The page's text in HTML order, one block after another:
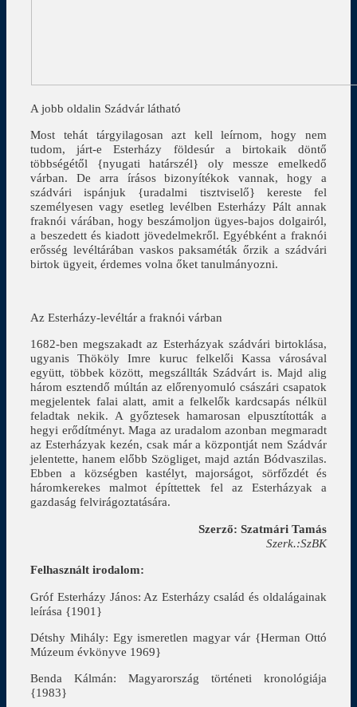
A jobb oldalin Szádvár látható
Most tehát tárgyilagosan azt kell leírnom, hogy nem
tudom, járt-e Esterházy földesúr a birtokaik döntő
többségétől {nyugati határszél} oly messze emelkedő
várban. De arra írásos bizonyítékok vannak, hogy a
szádvári ispánjuk {uradalmi tisztviselő} kereste fel
személyesen vagy esetleg levélben Esterházy Pált annak
fraknói várában, hogy beszámoljon ügyes-bajos dolgairól,
a beszedett és kiadott jövedelmekről. Egyébként a fraknói
erősség levéltárában vaskos paksaméták őrzik a szádvári
birtok ügyeit, érdemes volna őket tanulmányozni.
Az Esterházy-levéltár a fraknói várban
1682-ben megszakadt az Esterházyak szádvári birtoklása,
ugyanis Thököly Imre kuruc felkelői Kassa városával
együtt, többek között, megszállták Szádvárt is. Majd alig
három esztendő múltán az előrenyomuló császári csapatok
megjelentek falai alatt, amit a felkelők kardcsapás nélkül
feladtak nekik. A győztesek hamarosan elpusztították a
hegyi erődítményt. Maga az uradalom azonban megmaradt
az Esterházyak kezén, csak már a központját nem Szádvár
jelentette, hanem előbb Szögliget, majd aztán Bódvaszilas.
Ebben a községben kastélyt, majorságot, sörfőzdét és
háromkerekes malmot építtettek fel az Esterházyak a
gazdaság felvirágoztatására.
Szerző: Szatmári Tamás
Szerk.:SzBK
Felhasznált irodalom:
Gróf Esterházy János: Az Esterházy család és oldalágainak
leírása {1901}
Détshy Mihály: Egy ismeretlen magyar vár {Herman Ottó
Múzeum évkönyve 1969}
Benda Kálmán: Magyarország történeti kronológiája
{1983}